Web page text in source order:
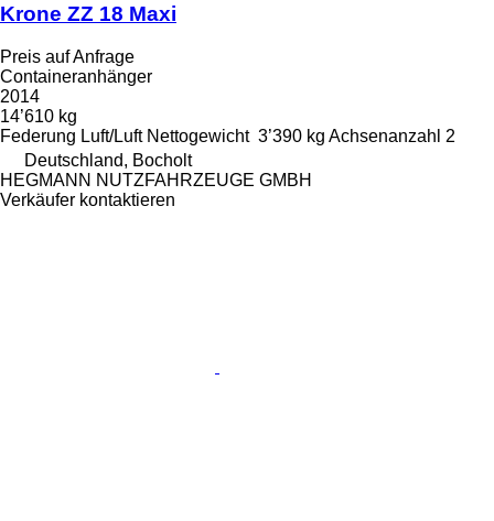
Krone ZZ 18 Maxi
Preis auf Anfrage
Containeranhänger
2014
14’610 kg
Federung Luft/Luft Nettogewicht 3’390 kg Achsenanzahl 2
Deutschland, Bocholt
HEGMANN NUTZFAHRZEUGE GMBH
Verkäufer kontaktieren